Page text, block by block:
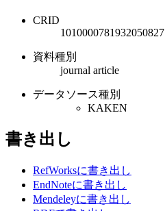
CRID
1010000781932050827
資料種別
journal article
データソース種別
KAKEN
書き出し
RefWorksに書き出し
EndNoteに書き出し
Mendeleyに書き出し